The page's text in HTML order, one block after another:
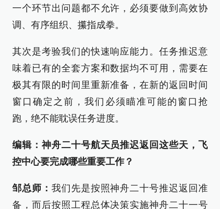
一个环节出问题都不允许，必须要做到高效协
调、有序组织、攥指成拳。
其次是考验我们的快速响应能力。任务推迟意
味着已有的全套方案和数据均不可用，需要在
极其有限的时间里重新准备，在新的返回时间
窗口确定之前，我们必须瞄准可能的窗口抢
跑，绝不能耽误任务进度。
编辑：神舟二十号航天员推迟返回这些天，飞
控中心要完成哪些重要工作？
邹总师： 我们先是按照神舟二十号推迟返回准
备，而后按照工程总体决策实施神舟二十一号